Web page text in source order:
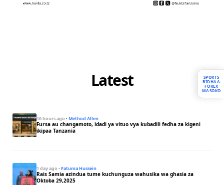
Latest
10 hours ago · Method Allen
Fursa au changamoto, idadi ya vituo vya kubadili fedha za kigeni
ikipaa Tanzania
1 day ago · Fatuma Hussein
Rais Samia azindua tume kuchunguza wahusika wa ghasia za
Oktoba 29,2025
SPORTS
BIDHAA
FOREX
MASOKO